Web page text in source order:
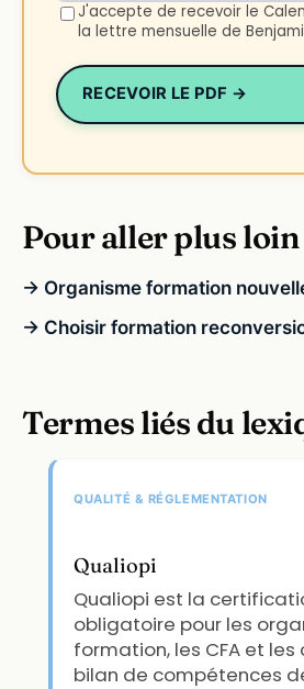
J'accepte de recevoir le
la lettre mensuelle de
RECEVOIR LE PDF →
Pour aller plus loin
→ Organisme formation
→ Choisir formation
Termes liés du
QUALITÉ & RÉGLEMENTATION
Qualiopi
Qualiopi est la
obligatoire pour les
formation, les CFA et
bilan de compétences